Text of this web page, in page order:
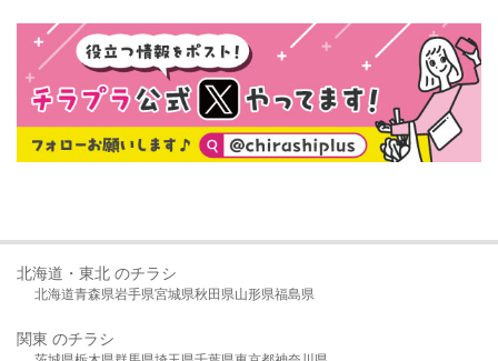
北海道・東北 のチラシ
北海道青森県岩手県宮城県秋田県山形県福島県
関東 のチラシ